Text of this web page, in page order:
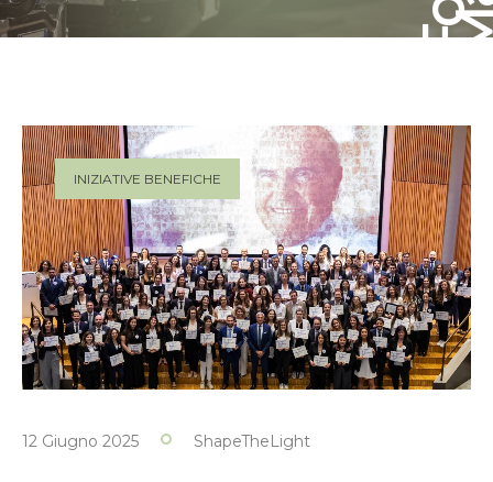
INIZIATIVE BENEFICHE
12 Giugno 2025 ShapeTheLight